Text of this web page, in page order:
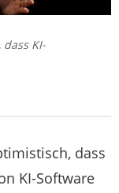
dass KI-
dass
KI-Software